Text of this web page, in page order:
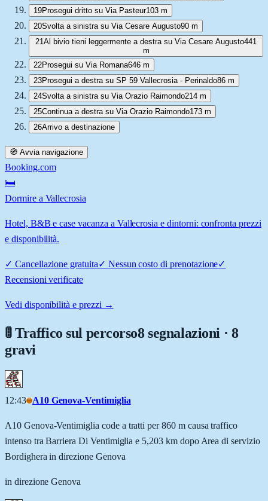
19Prosegui dritto su Via Pasteur103 m
20Svolta a sinistra su Via Cesare Augusto90 m
21Al bivio tieni leggermente a destra su Via Cesare Augusto441
m
22Prosegui su Via Romana646 m
23Prosegui a destra su SP 59 Vallecrosia - Perinaldo86 m
24Svolta a sinistra su Via Orazio Raimondo214 m
25Continua a destra su Via Orazio Raimondo173 m
26Arrivo a destinazione
🧭 Avvia navigazione
Booking.com
🛏️
Dormire a Vallecrosia
Hotel, B&B e case vacanza a Vallecrosia e dintorni: confronta prezzi
e disponibilità.
✓ Cancellazione gratuita✓ Nessun costo di prenotazione✓
Recensioni verificate
Vedi disponibilità e prezzi →
🚦 Traffico sul percorso8 segnalazioni · 8
gravi
12:43 A10 Genova-Ventimiglia
A10 Genova-Ventimiglia code a tratti per 860 m causa traffico
intenso tra Barriera Di Ventimiglia e 5,203 km dopo Area di servizio
Bordighera in direzione Genova
in direzione Genova